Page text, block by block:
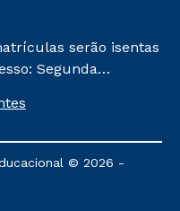
serão isentas
Segunda
será de R$
cursos: Ensino
e Metodologia
Atuais.
© 2026 -